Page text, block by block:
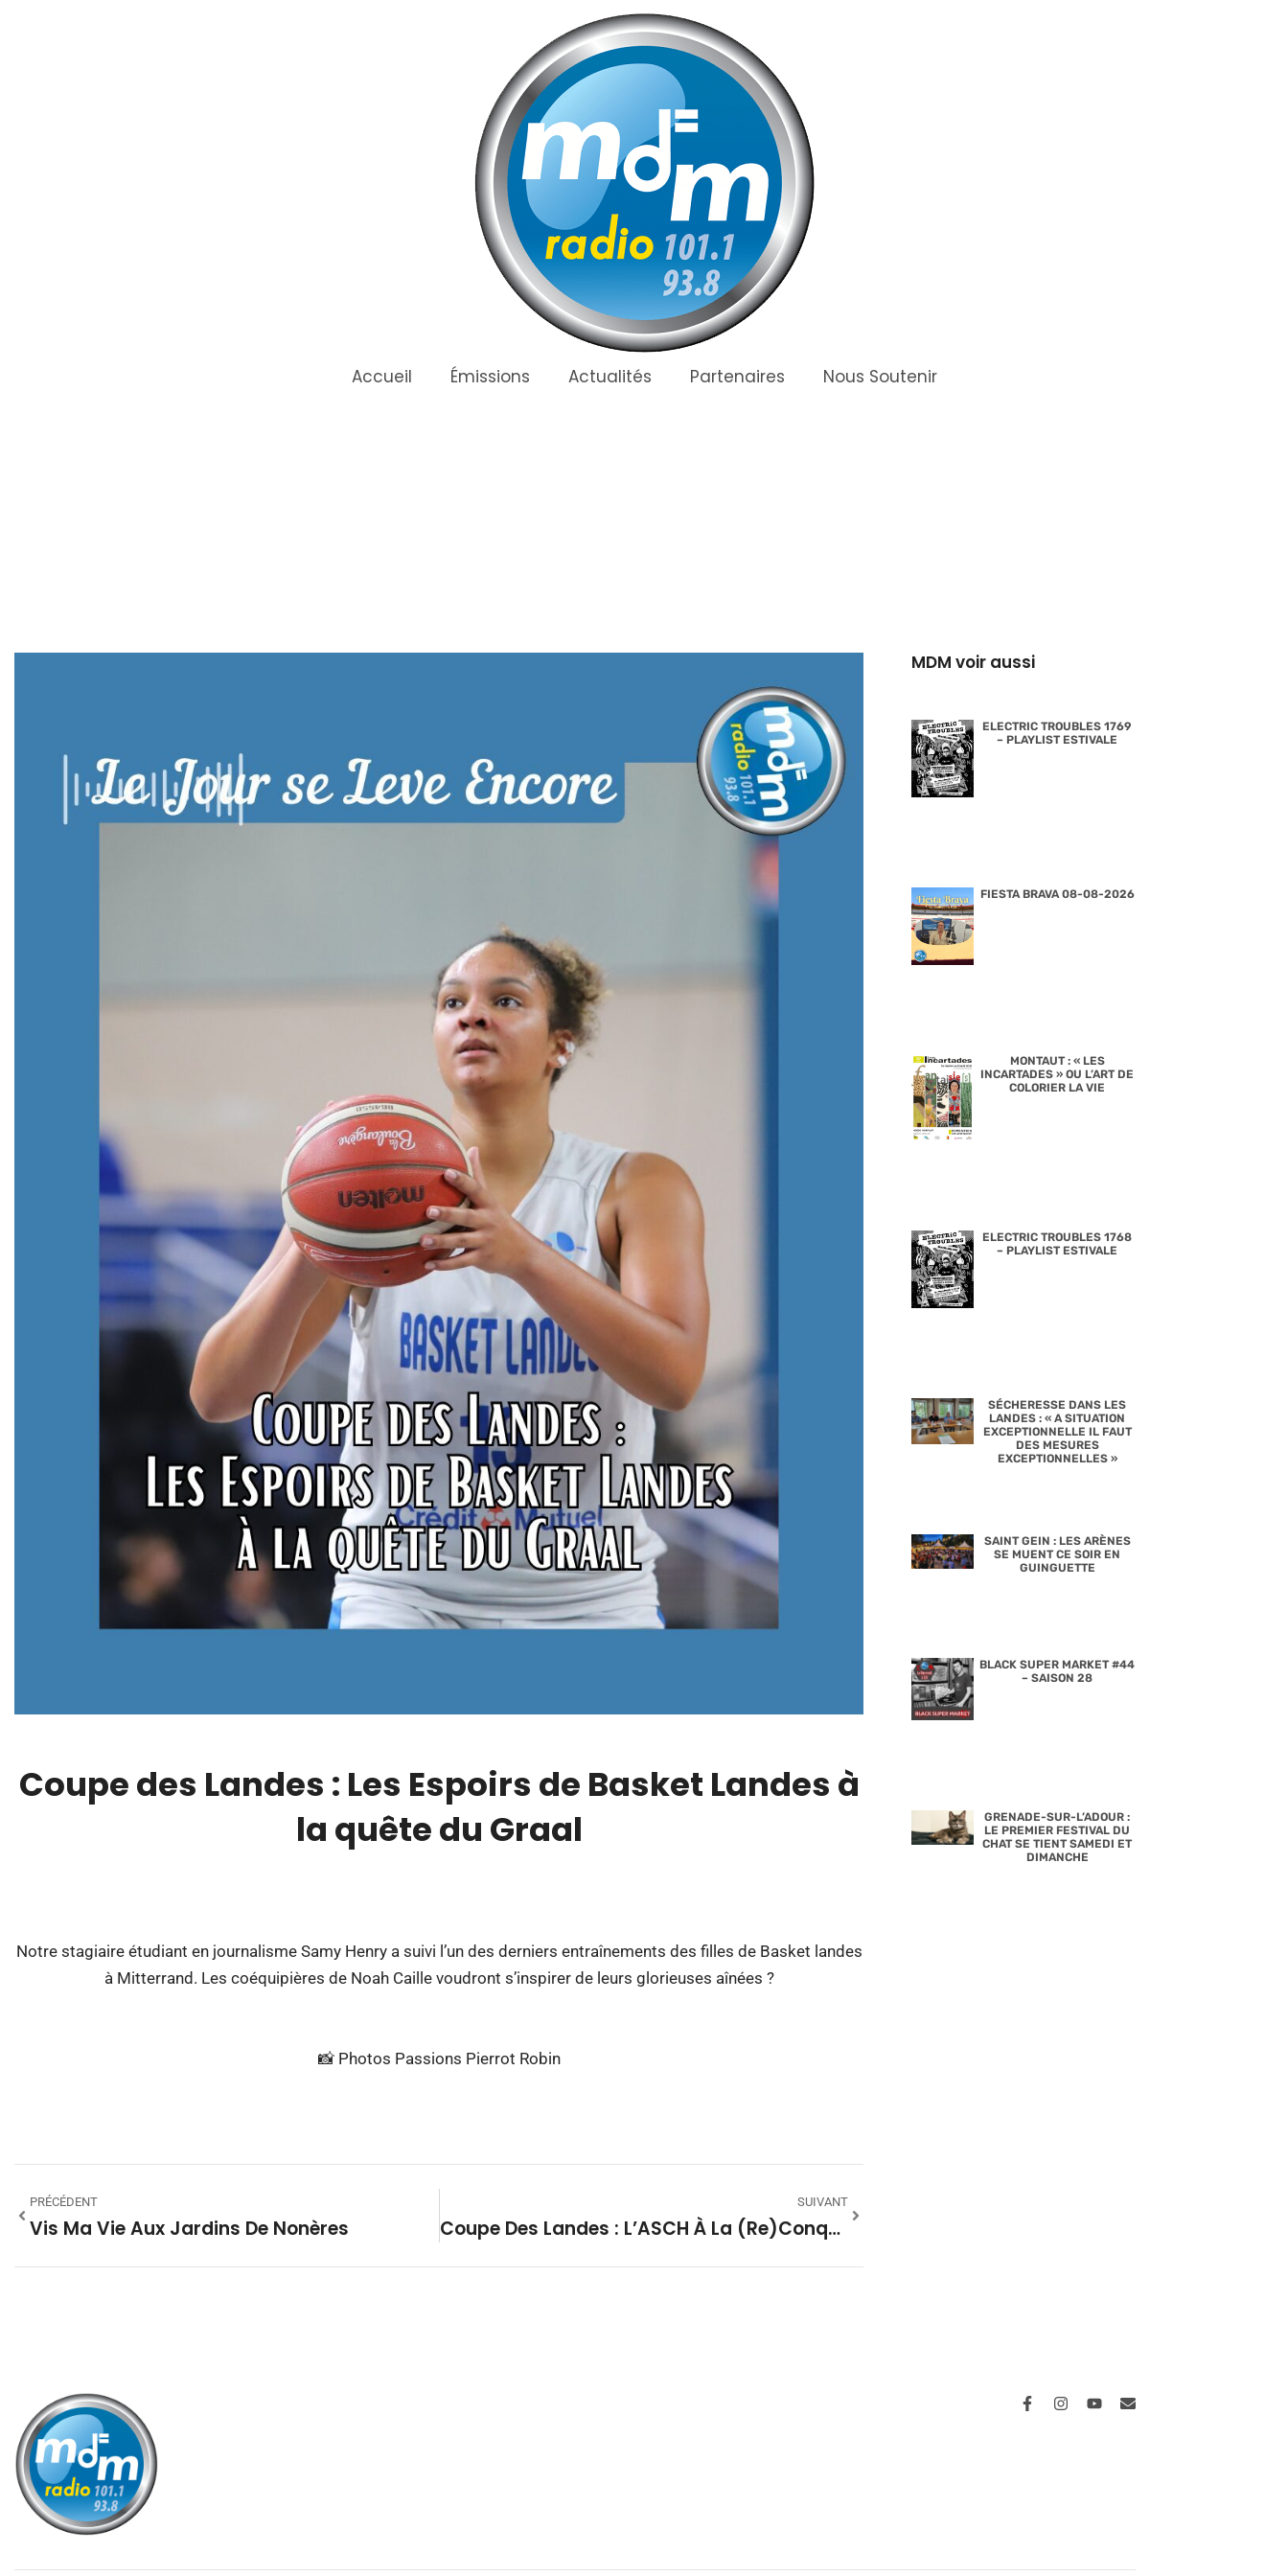
Accueil Émissions Actualités Partenaires Nous Soutenir
Coupe des Landes : Les Espoirs de Basket Landes à
la quête du Graal
Notre stagiaire étudiant en journalisme Samy Henry a suivi l’un des derniers entraînements des filles de Basket landes
à Mitterrand. Les coéquipières de Noah Caille voudront s’inspirer de leurs glorieuses aînées ?
📸 Photos Passions Pierrot Robin
PRÉCÉDENT
Vis Ma Vie Aux Jardins De Nonères
SUIVANT
Coupe Des Landes : L’ASCH À La (re)conquête Du Titre
MDM voir aussi
ELECTRIC TROUBLES 1769
– PLAYLIST ESTIVALE
FIESTA BRAVA 08-08-2026
MONTAUT : « LES
INCARTADES » OU L’ART DE
COLORIER LA VIE
ELECTRIC TROUBLES 1768
– PLAYLIST ESTIVALE
SÉCHERESSE DANS LES
LANDES : « A SITUATION
EXCEPTIONNELLE IL FAUT
DES MESURES
EXCEPTIONNELLES »
SAINT GEIN : LES ARÈNES
SE MUENT CE SOIR EN
GUINGUETTE
BLACK SUPER MARKET #44
– SAISON 28
GRENADE-SUR-L’ADOUR :
LE PREMIER FESTIVAL DU
CHAT SE TIENT SAMEDI ET
DIMANCHE